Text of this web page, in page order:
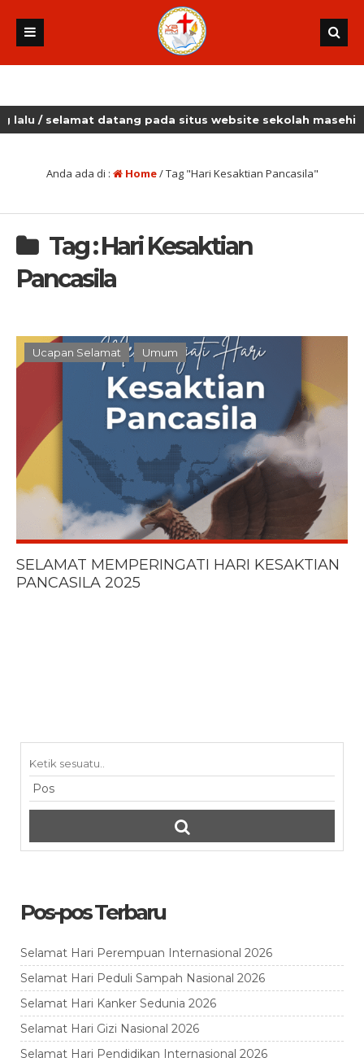
/ selamat datang pada situs website sekolah masehi
Anda ada di : Home/Tag "Hari Kesaktian Pancasila"
Tag : Hari Kesaktian
Pancasila
Ucapan Selamat Umum
SELAMAT MEMPERINGATI HARI KESAKTIAN
PANCASILA 2025
Pos-pos Terbaru
Selamat Hari Perempuan Internasional 2026
Selamat Hari Peduli Sampah Nasional 2026
Selamat Hari Kanker Sedunia 2026
Selamat Hari Gizi Nasional 2026
Selamat Hari Pendidikan Internasional 2026